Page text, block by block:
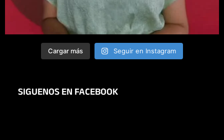
Cargar más Seguir en Instagram
SIGUENOS EN FACEBOOK